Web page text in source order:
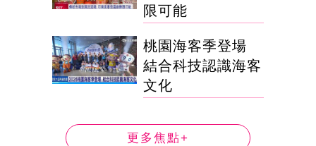
限可能
桃園海客季登場
結合科技認識海客
文化
更多焦點+